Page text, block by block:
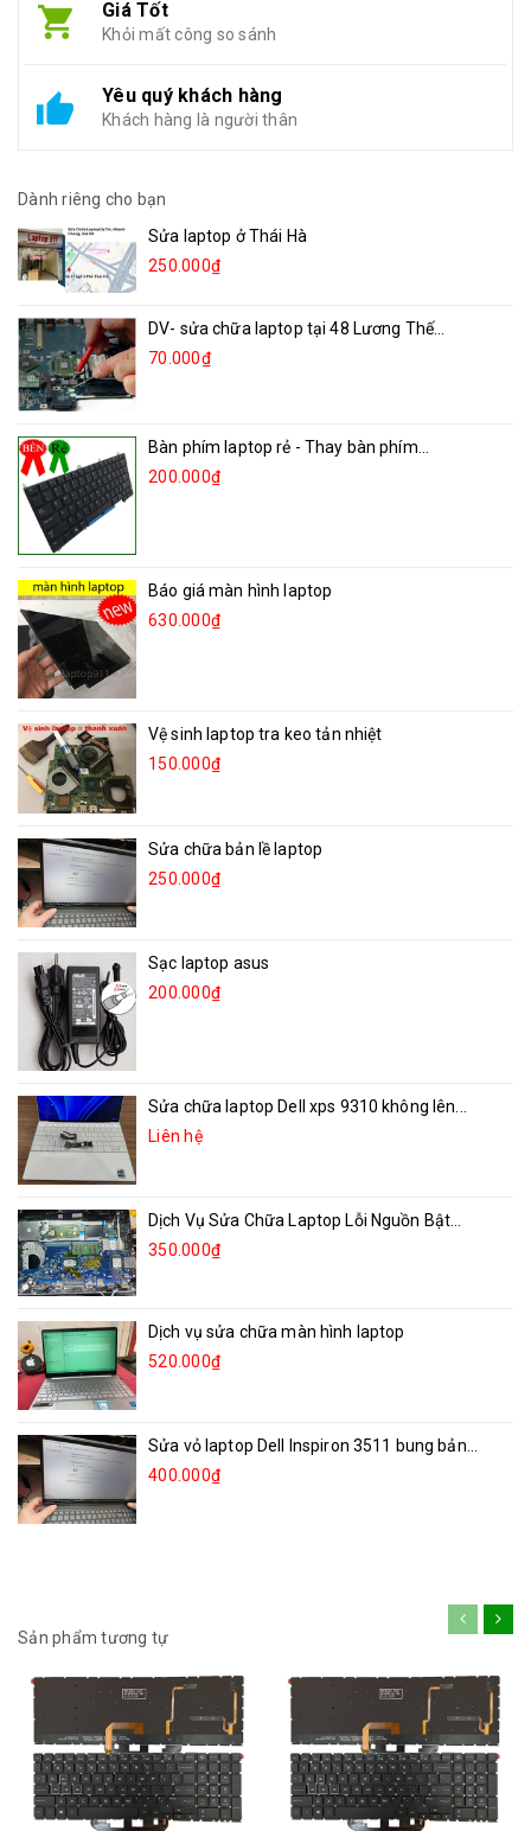
Giá Tốt
Khỏi mất công so sánh
Yêu quý khách hàng
Khách hàng là người thân
Dành riêng cho bạn
Sửa laptop ở Thái Hà
250.000₫
DV- sửa chữa laptop tại 48 Lương Thế...
70.000₫
Bàn phím laptop rẻ - Thay bàn phím...
200.000₫
Báo giá màn hình laptop
630.000₫
Vệ sinh laptop tra keo tản nhiệt
150.000₫
Sửa chữa bản lề laptop
250.000₫
Sạc laptop asus
200.000₫
Sửa chữa laptop Dell xps 9310 không lên...
Liên hệ
Dịch Vụ Sửa Chữa Laptop Lỗi Nguồn Bật...
350.000₫
Dịch vụ sửa chữa màn hình laptop
520.000₫
Sửa vỏ laptop Dell Inspiron 3511 bung bản...
400.000₫
Sản phẩm tương tự